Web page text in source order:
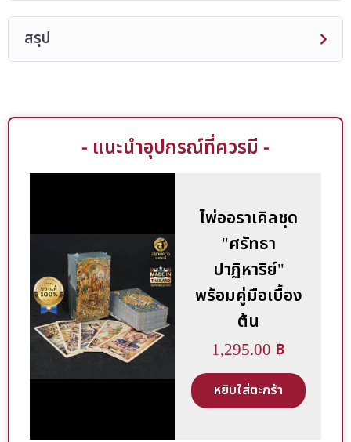
สรุป
- แนะนำอุปกรณ์ที่ควรมี -
ไพ่ออราเคิลชุด
"ศรัทธา
ปาฏิหาริย์"
พร้อมคู่มือเบื้อง
ต้น
1,295.00 ฿
หยิบใส่ตะกร้า